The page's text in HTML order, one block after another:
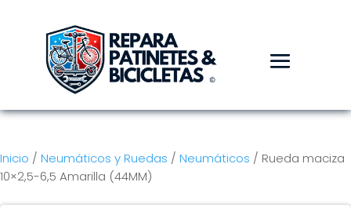
Inicio / Neumáticos y Ruedas / Neumáticos / Rueda maciza
10×2,5-6,5 Amarilla (44MM)